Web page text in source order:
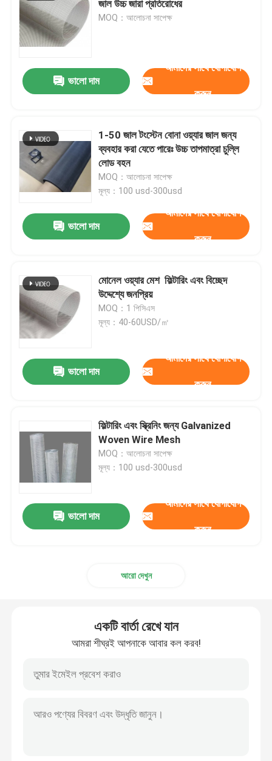
ম্যাট টেনে আনুন
জাল উচ্চ জারা প্রতিরোধের
MOQ：আলোচনা সাপেক্ষ
ভালো দাম
আমাদের সাথে যোগাযোগ
করুন
1-50 জাল টংস্টেন বোনা ওয়্যার জাল জন্য
ব্যবহার করা যেতে পারেঃ উচ্চ তাপমাত্রা চুল্লি
লোড বহন
MOQ：আলোচনা সাপেক্ষ
মূল্য：100 usd-300usd
ভালো দাম
আমাদের সাথে যোগাযোগ
করুন
মোনেল ওয়্যার মেশ ️ ফিল্টারিং এবং বিচ্ছেদ
উদ্দেশ্যে জনপ্রিয়
MOQ：1 পিসিএস
মূল্য：40-60USD/㎡
ভালো দাম
আমাদের সাথে যোগাযোগ
করুন
ফিল্টারিং এবং স্ক্রিনিং জন্য Galvanized
Woven Wire Mesh
MOQ：আলোচনা সাপেক্ষ
মূল্য：100 usd-300usd
ভালো দাম
আমাদের সাথে যোগাযোগ
করুন
আরো দেখুন
একটি বার্তা রেখে যান
আমরা শীঘ্রই আপনাকে আবার কল করব!